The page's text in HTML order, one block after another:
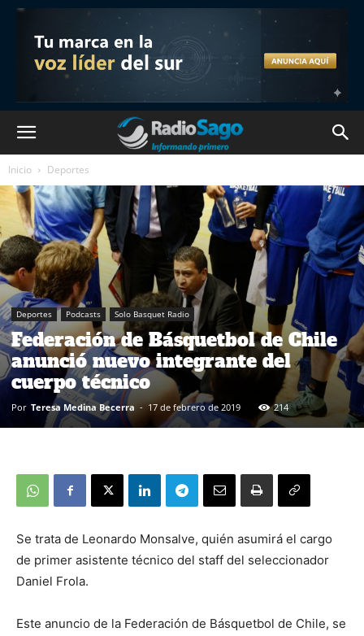
Inicio Deportes
Deportes Podcasts Solo Basquet Radio
Federación de Básquetbol de Chile
anunció nuevo integrante del
cuerpo técnico
Por Teresa Medina Becerra - 17 de febrero de 2019 214
Se trata de Leonardo Monsalve, quién asumirá el cargo
de primer asistente técnico del staff del seleccionador
Daniel Frola.
Este anuncio de la Federación de Básquetbol de Chile, se